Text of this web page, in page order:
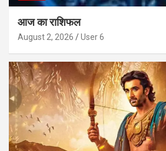
आज का राशिफल
August 2, 2026 User 6